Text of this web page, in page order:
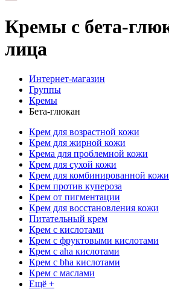
Кремы с бета-
лица
Интернет-магазин
Группы
Кремы
Бета-глюкан
Крем для возрастной кожи
Крем для жирной кожи
Крема для проблемной кожи
Крем для сухой кожи
Крем для комбинированной кожи
Крем против купероза
Крем от пигментации
Крем для восстановления кожи
Питательный крем
Крем с кислотами
Крем с фруктовыми кислотами
Крем с aha кислотами
Крем с bha кислотами
Крем с маслами
Ещё +